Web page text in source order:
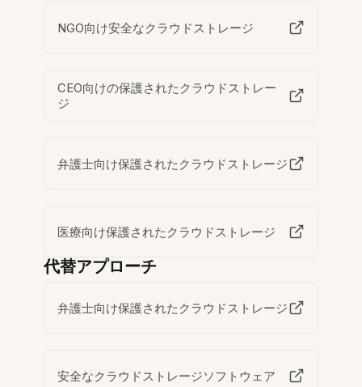
NGO向け安全なクラウドストレージ
CEO向けの保護されたクラウドストレー
ジ
弁護士向け保護されたクラウドストレージ
医療向け保護されたクラウドストレージ
代替アプローチ
弁護士向け保護されたクラウドストレージ
安全なクラウドストレージソフトウェア